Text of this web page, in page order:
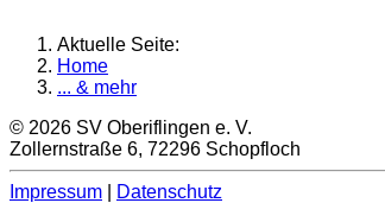
Aktuelle Seite:
Home
... & mehr
© 2026 SV Oberiflingen e. V.
Zollernstraße 6, 72296 Schopfloch
Impressum
Datenschutz